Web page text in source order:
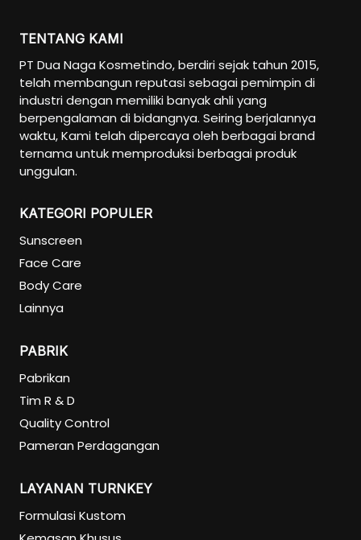
TENTANG KAMI
PT Dua Naga Kosmetindo, berdiri sejak tahun 2015,
telah membangun reputasi sebagai pemimpin di
industri dengan memiliki banyak ahli yang
berpengalaman di bidangnya. Seiring berjalannya
waktu, Kami telah dipercaya oleh berbagai brand
ternama untuk memproduksi berbagai produk
unggulan.
KATEGORI POPULER
Sunscreen
Face Care
Body Care
Lainnya
PABRIK
Pabrikan
Tim R & D
Quality Control
Pameran Perdagangan
LAYANAN TURNKEY
Formulasi Kustom